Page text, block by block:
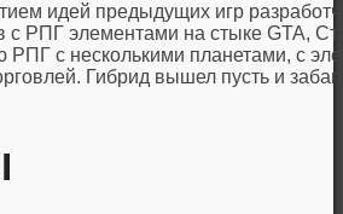
идей предыдущих игр
с РПГ элементами на стыке GTA,
РПГ с несколькими планетами, с
Гибрид вышел пусть и